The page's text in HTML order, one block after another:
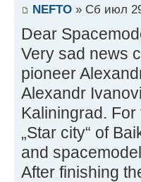
NEFTO » Сб июл
Dear
Very sad news
pioneer
Alexandr
Kaliningrad.
„Star city“ of
and
After finishing